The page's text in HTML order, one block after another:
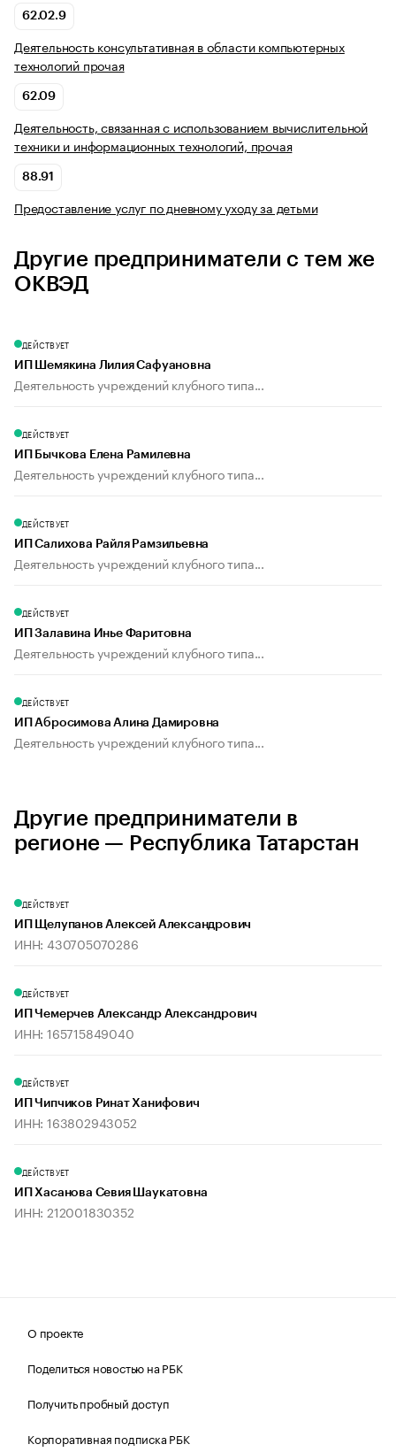
62.02.9
Деятельность консультативная в области компьютерных
технологий прочая
62.09
Деятельность, связанная с использованием вычислительной
техники и информационных технологий, прочая
88.91
Предоставление услуг по дневному уходу за детьми
Другие предприниматели с тем же
ОКВЭД
ДЕЙСТВУЕТ
ИП Шемякина Лилия Сафуановна
Деятельность учреждений клубного типа...
ДЕЙСТВУЕТ
ИП Бычкова Елена Рамилевна
Деятельность учреждений клубного типа...
ДЕЙСТВУЕТ
ИП Салихова Райля Рамзильевна
Деятельность учреждений клубного типа...
ДЕЙСТВУЕТ
ИП Залавина Инье Фаритовна
Деятельность учреждений клубного типа...
ДЕЙСТВУЕТ
ИП Абросимова Алина Дамировна
Деятельность учреждений клубного типа...
Другие предприниматели в
регионе — Республика Татарстан
ДЕЙСТВУЕТ
ИП Щелупанов Алексей Александрович
ИНН: 430705070286
ДЕЙСТВУЕТ
ИП Чемерчев Александр Александрович
ИНН: 165715849040
ДЕЙСТВУЕТ
ИП Чипчиков Ринат Ханифович
ИНН: 163802943052
ДЕЙСТВУЕТ
ИП Хасанова Севия Шаукатовна
ИНН: 212001830352
О проекте
Поделиться новостью на РБК
Получить пробный доступ
Корпоративная подписка РБК